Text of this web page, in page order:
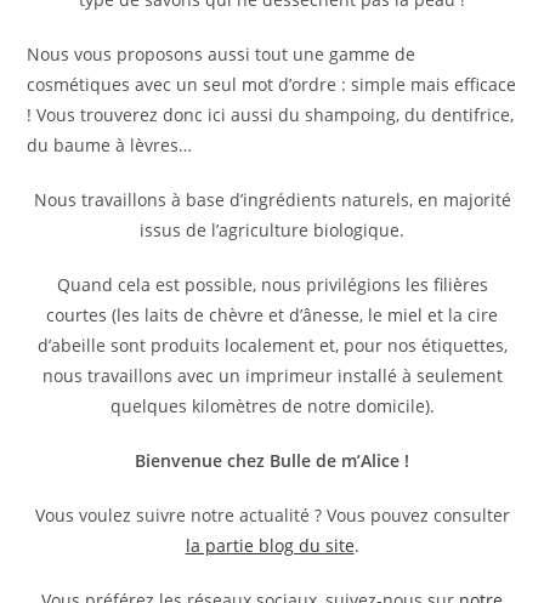
Nous vous proposons aussi tout une gamme de
cosmétiques avec un seul mot d’ordre : simple mais efficace
! Vous trouverez donc ici aussi du shampoing, du dentifrice,
du baume à lèvres…
Nous travaillons à base d’ingrédients naturels, en majorité
issus de l’agriculture biologique.
Quand cela est possible, nous privilégions les filières
courtes (les laits de chèvre et d’ânesse, le miel et la cire
d’abeille sont produits localement et, pour nos étiquettes,
nous travaillons avec un imprimeur installé à seulement
quelques kilomètres de notre domicile).
Bienvenue chez Bulle de m’Alice !
Vous voulez suivre notre actualité ? Vous pouvez consulter
la partie blog du site.